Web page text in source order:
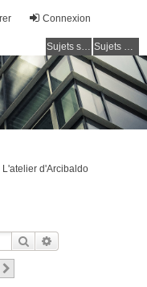
Connexion
Sujets sans réponse Sujets actifs
L'atelier d'Arcibaldo
Rechercher